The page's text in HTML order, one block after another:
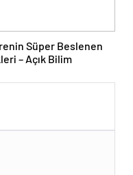
Süper Beslenen
– Açık Bilim